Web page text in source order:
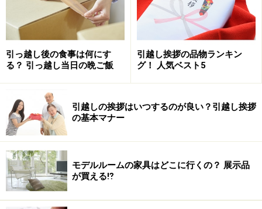
引っ越し後の食事は何にす
る？ 引っ越し当日の晩ご飯
引越し挨拶の品物ランキン
グ！ 人気ベスト5
引越しの挨拶はいつするのが良い？引越し挨拶
の基本マナー
モデルルームの家具はどこに行くの？ 展示品
が買える⁉